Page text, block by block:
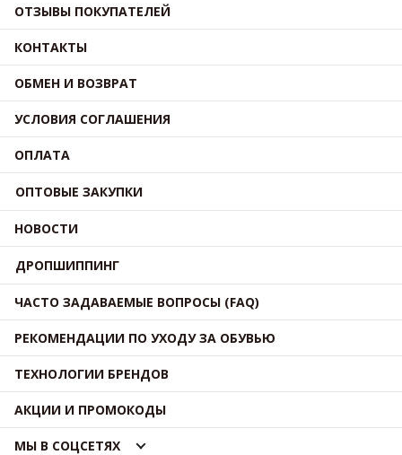
ОТЗЫВЫ ПОКУПАТЕЛЕЙ
КОНТАКТЫ
ОБМЕН И ВОЗВРАТ
УСЛОВИЯ СОГЛАШЕНИЯ
ОПЛАТА
ОПТОВЫЕ ЗАКУПКИ
НОВОСТИ
ДРОПШИППИНГ
ЧАСТО ЗАДАВАЕМЫЕ ВОПРОСЫ (FAQ)
РЕКОМЕНДАЦИИ ПО УХОДУ ЗА ОБУВЬЮ
ТЕХНОЛОГИИ БРЕНДОВ
АКЦИИ И ПРОМОКОДЫ
МЫ В СОЦСЕТЯХ